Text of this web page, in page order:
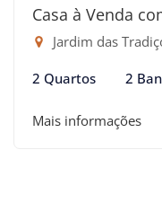
Casa à Venda
Jardim das
2 Quartos 2
Mais informações